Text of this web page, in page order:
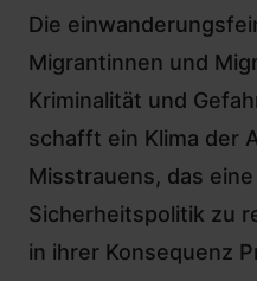
Die
Migrantinnen und
Kriminalität und
schafft ein Klima der
Misstrauens, das
Sicherheitspolitik zu
in ihrer Konsequenz